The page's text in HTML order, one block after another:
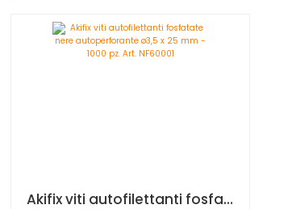
Akifix viti autofilettanti fosfatate nere autoperforante ø3,5 x 25 mm - 1000 pz. Art. NF60001